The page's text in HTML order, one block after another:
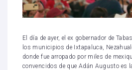
El día de ayer, el ex gobernador de
los municipios de Ixtapaluca,
donde fue arropado por miles de
convencidos de que Adán Augusto es